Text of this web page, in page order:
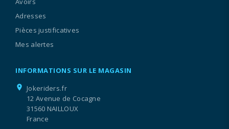
Adresses
Pièces justificatives
Mes alertes
INFORMATIONS SUR LE MAGASIN
location_on
Jokeriders.fr
12 Avenue de Cocagne
31560 NAILLOUX
France